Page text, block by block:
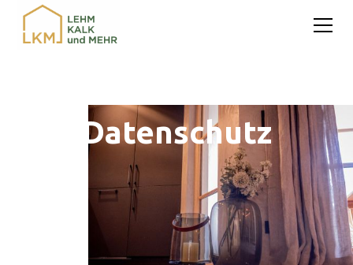
Datenschutz